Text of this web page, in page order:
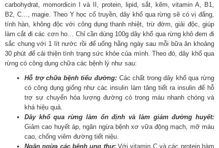
carbohydrat, momordicin I và II, protein, lipid, sắt, kẽm, vitamin A, B1,
B2, C…, magie. Theo Y học cổ truyền, dây khổ qua rừng sẽ có vị đắng,
tính hàn, không độc với công dụng thanh nhiệt, trừ đờm, giải độc, giúp
làm cắt đi các cơn ho… Chỉ cần dùng 100g dây khổ qua rừng khô đem đi
sắc chung với 1 lít nước rồi để uống hằng ngày sau mỗi bữa ăn khoảng
30 phút để cải thiện tình trạng sức khỏe của mình. Theo đó, dây khổ qua
rừng có công dụng chữa các bệnh lý như sau:
Hỗ trợ chữa bệnh tiểu đường:Các chất trong dây khổ qua rừng
có công dụng giống như các insulin làm tăng tiết ra insulin để hỗ
trợ sự chuyển hóa lượng đường có trong máu nhanh chóng và
khá hiệu quả.
Dây khổ qua rừng làm ổn định và làm giảm đường huyết:
Giảm cao huyết áp, ngăn ngừa bệnh xơ vữa động mạch, mỡ máu
cao, chống viêm đường tiết niệu.
Ngăn ngừa các bệnh ung thư:Với vitamin C và các protein hàm